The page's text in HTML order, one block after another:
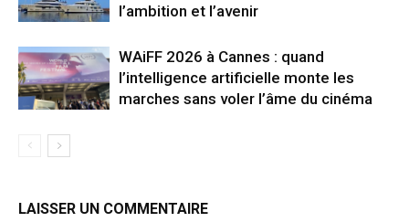
l’ambition et l’avenir
WAiFF 2026 à Cannes : quand
l’intelligence artificielle monte les
marches sans voler l’âme du cinéma
LAISSER UN COMMENTAIRE